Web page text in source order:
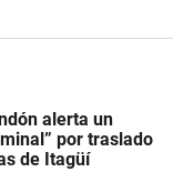
alerta un
por traslado
de Itagüí